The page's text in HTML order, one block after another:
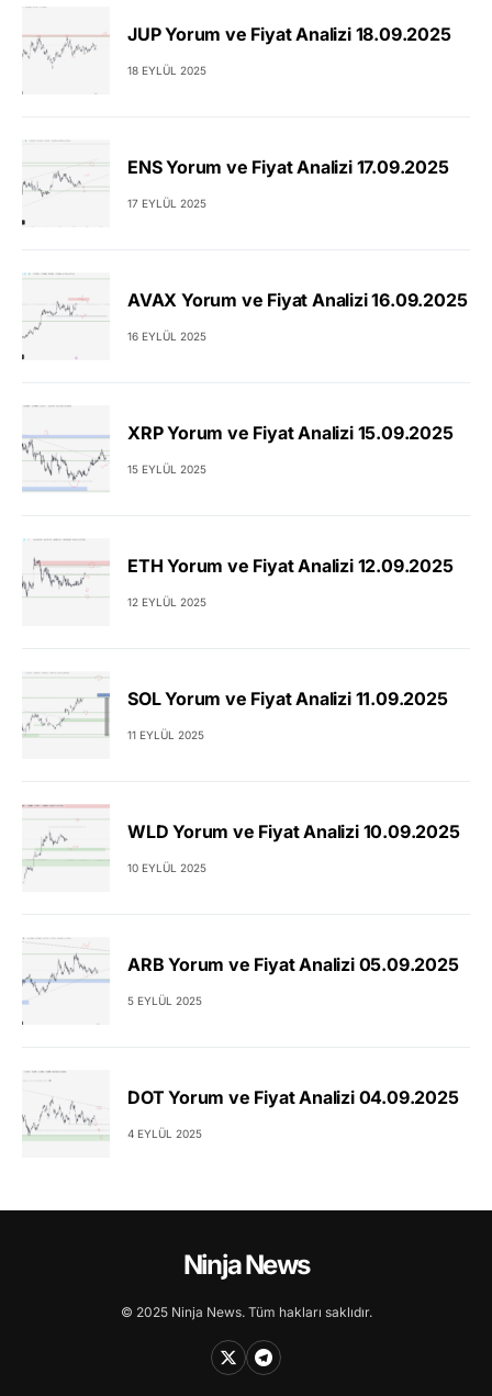
JUP Yorum ve Fiyat Analizi 18.09.2025
18 EYLÜL 2025
ENS Yorum ve Fiyat Analizi 17.09.2025
17 EYLÜL 2025
AVAX Yorum ve Fiyat Analizi 16.09.2025
16 EYLÜL 2025
XRP Yorum ve Fiyat Analizi 15.09.2025
15 EYLÜL 2025
ETH Yorum ve Fiyat Analizi 12.09.2025
12 EYLÜL 2025
SOL Yorum ve Fiyat Analizi 11.09.2025
11 EYLÜL 2025
WLD Yorum ve Fiyat Analizi 10.09.2025
10 EYLÜL 2025
ARB Yorum ve Fiyat Analizi 05.09.2025
5 EYLÜL 2025
DOT Yorum ve Fiyat Analizi 04.09.2025
4 EYLÜL 2025
Ninja News
© 2025 Ninja News. Tüm hakları saklıdır.